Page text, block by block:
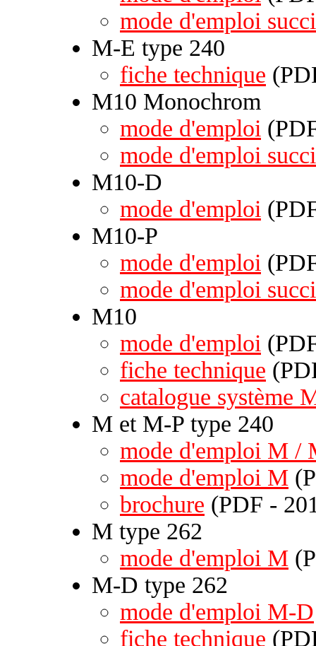
mode d'emploi
M-E type 240
fiche technique
M10 Monochrom
mode d'emploi
mode d'emploi
M10-D
mode d'emploi
M10-P
mode d'emploi
mode d'emploi
M10
mode d'emploi
fiche technique
catalogue système
M et M-P type 240
mode d'emploi M /
mode d'emploi M
brochure (PDF -
M type 262
mode d'emploi M
M-D type 262
mode d'emploi M-D
fiche technique